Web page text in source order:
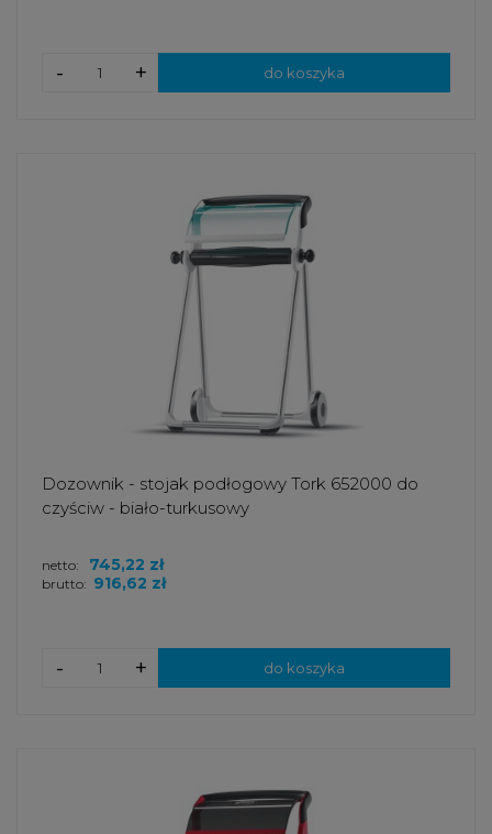
+
- do koszyka
Dozownik - stojak podłogowy Tork 652000 do
czyściw - biało-turkusowy
brutto: 916,62 zł
netto: 745,22 zł
+
- do koszyka